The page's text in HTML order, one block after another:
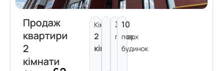
Продаж
квартири
2
кімнати
Кімнат:
2
кімнати
3
поверх
10
пов.
будинок